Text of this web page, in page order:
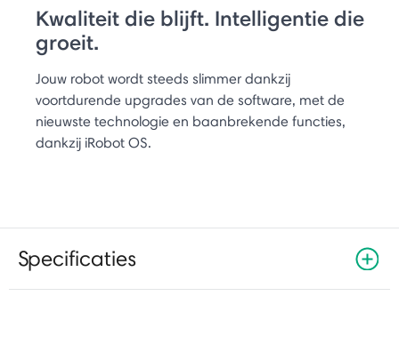
Kwaliteit die blijft. Intelligentie die
groeit.
Jouw robot wordt steeds slimmer dankzij
voortdurende upgrades van de software, met de
nieuwste technologie en baanbrekende functies,
dankzij iRobot OS.
Specificaties